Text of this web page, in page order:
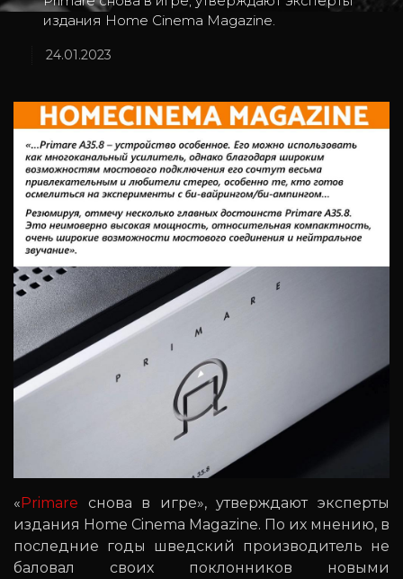
издания Home Cinema Magazine.
24.01.2023
«Primare снова в игре», утверждают эксперты
издания Home Cinema Magazine. По их мнению, в
последние годы шведский производитель не
баловал своих поклонников новыми